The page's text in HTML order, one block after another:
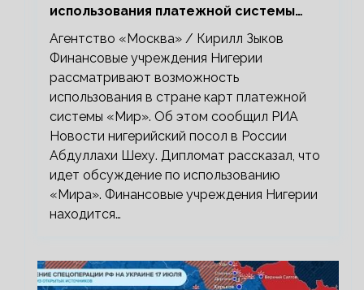
использования платежной системы
«Мир»
Агентство «Москва» / Кирилл Зыков
Финансовые учреждения Нигерии
рассматривают возможность
использования в стране карт платежной
системы «Мир». Об этом сообщил РИА
Новости нигерийский посол в России
Абдуллахи Шеху. Дипломат рассказал, что
идет обсуждение по использованию
«Мира». Финансовые учреждения Нигерии
находится…